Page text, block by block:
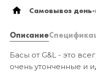
Самовывоз
Описание
Басы от G&L - это
очень утонченные и